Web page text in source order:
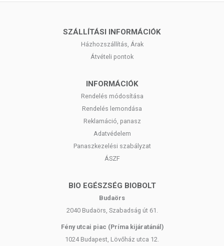
SZÁLLÍTÁSI INFORMÁCIÓK
Házhozszállítás, Árak
Átvételi pontok
INFORMÁCIÓK
Rendelés módosítása
Rendelés lemondása
Reklamáció, panasz
Adatvédelem
Panaszkezelési szabályzat
ÁSZF
BIO EGÉSZSÉG BIOBOLT
Budaörs
2040 Budaörs, Szabadság út 61.
Fény utcai piac (Príma kijáratánál)
1024 Budapest, Lövőház utca 12.